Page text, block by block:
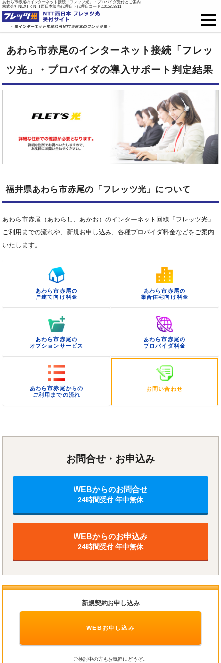
あわら市赤尾のインターネット接続「フレッツ光」・プロバイダ受付とご案内
株式会社NEXT < NTT西日本販売代理店 > 代理店コード:1015353811
戸建て向け料金
集合住宅向け料金
ご開通までの流れ
オプション
新規お申込はこちら
あわら市赤尾のインターネット接続「フレッ
ツ光」・プロバイダの導入サポート判定結果
福井県あわら市赤尾の「フレッツ光」について
あわら市赤尾（あわらし、あかお）のインターネット回線「フレッツ光」
ご利用までの流れや、新規お申し込み、各種プロバイダ料金などをご案内
いたします。
あわら市赤尾の
戸建て向け料金
あわら市赤尾の
集合住宅向け料金
あわら市赤尾の
オプションサービス
あわら市赤尾の
プロバイダ料金
あわら市赤尾からの
ご利用までの流れ
お問い合わせ
お問合せ・お申込み
WEBからのお問合せ
24時間受付 年中無休
WEBからのお申込み
24時間受付 年中無休
新規契約お申し込み
WEBお申し込み
ご検討中の方もお気軽にどうぞ。